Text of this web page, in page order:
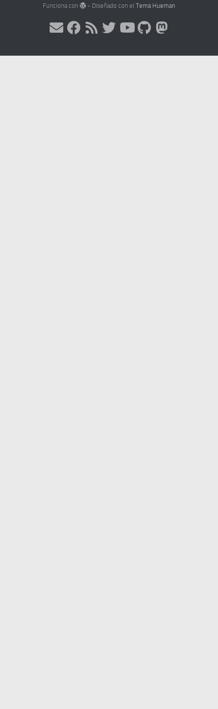
Funciona con - Diseñado con elTema Hueman